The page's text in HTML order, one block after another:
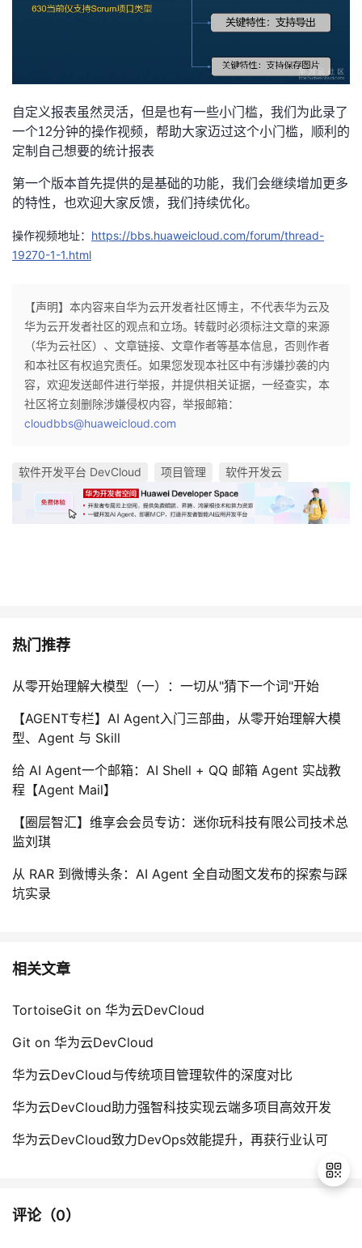
我
程
认
的
验
我
收
的
术
支
我
云
声
议
自定义报表虽然灵活，但是也有一些小门槛，我们为此录了
一个12分钟的操作视频，帮助大家迈过这个小门槛，顺利的
定制自己想要的统计报表
第一个版本首先提供的是基础的功能，我们会继续增加更多
的特性，也欢迎大家反馈，我们持续优化。
操作视频地址： https://bbs.huaweicloud.com/forum/thread-
19270-1-1.html
【声明】本内容来自华为云开发者社区博主，不代表华为云及
华为云开发者社区的观点和立场。转载时必须标注文章的来源
（华为云社区）、文章链接、文章作者等基本信息，否则作者
和本社区有权追究责任。如果您发现本社区中有涉嫌抄袭的内
容，欢迎发送邮件进行举报，并提供相关证据，一经查实，本
社区将立刻删除涉嫌侵权内容，举报邮箱：
cloudbbs@huaweicloud.com
软件开发平台 DevCloud 项目管理 软件开发云
热门推荐
从零开始理解大模型（一）：一切从"猜下一个词"开始
【AGENT专栏】AI Agent入门三部曲，从零开始理解大模
型、Agent 与 Skill
给 AI Agent一个邮箱：AI Shell + QQ 邮箱 Agent 实战教
程【Agent Mail】
【圈层智汇】维享会会员专访：迷你玩科技有限公司技术总
监刘琪
从 RAR 到微博头条：AI Agent 全自动图文发布的探索与踩
坑实录
相关文章
TortoiseGit on 华为云DevCloud
Git on 华为云DevCloud
华为云DevCloud与传统项目管理软件的深度对比
华为云DevCloud助力强智科技实现云端多项目高效开发
华为云DevCloud致力DevOps效能提升，再获行业认可
评论（0）